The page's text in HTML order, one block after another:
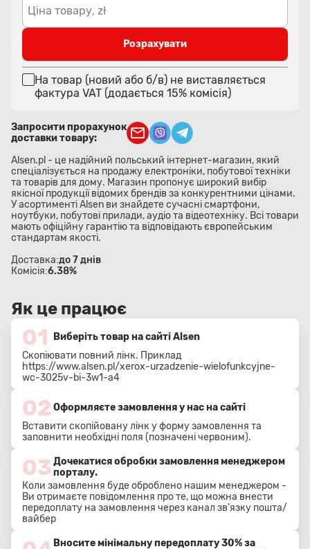
Ціна товару, zł
Розрахувати
На товар (новий або б/в) не виставляється
фактура VAT (додається 15% комісія)
Запросити прорахунок
доставки товару:
Alsen.pl - це надійний польський інтернет-магазин, який
спеціалізується на продажу електроніки, побутової техніки
та товарів для дому. Магазин пропонує широкий вибір
якісної продукції відомих брендів за конкурентними цінами.
У асортименті Alsen ви знайдете сучасні смартфони,
ноутбуки, побутові прилади, аудіо та відеотехніку. Всі товари
мають офіційну гарантію та відповідають європейським
стандартам якості.
Доставка:до 7 днів
Комісія:6.38%
Як це працює
01
Виберіть товар на сайті Alsen
Скопіювати повний лінк. Приклад
https://www.alsen.pl/xerox-urzadzenie-wielofunkcyjne-
wc-3025v-bi-3w1-a4
02 Оформляєте замовлення у нас на сайті
Вставити скопійовану лінк у форму замовлення та
заповнити необхідні поля (позначені червоним).
03Дочекатися обробки замовлення менеджером
порталу.
Коли замовлення буде оброблено нашим менеджером -
Ви отримаєте повідомлення про те, що можна внести
передоплату на замовлення через канал зв'язку пошта/
вайбер
Вносите мінімальну передоплату 30% за